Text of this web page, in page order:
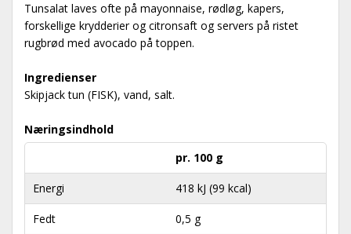
Tunsalat laves ofte på mayonnaise, rødløg, kapers,
forskellige krydderier og citronsaft og servers på ristet
rugbrød med avocado på toppen.
Ingredienser
Skipjack tun (FISK), vand, salt.
Næringsindhold
pr. 100 g
Energi 418 kJ (99 kcal)
Fedt 0,5 g